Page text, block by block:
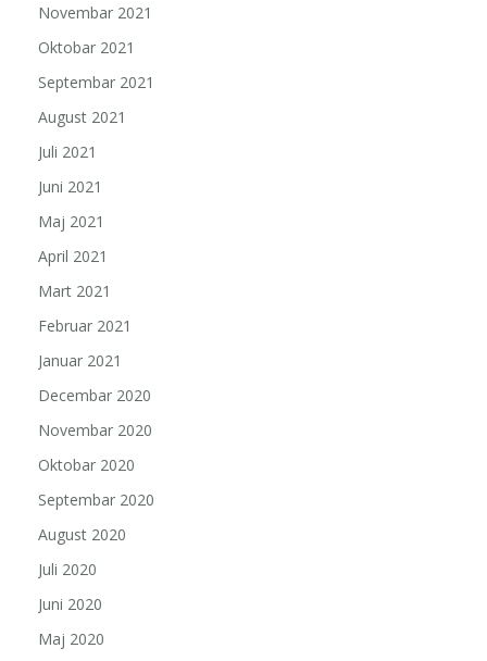
Novembar 2021
Oktobar 2021
Septembar 2021
August 2021
Juli 2021
Juni 2021
Maj 2021
April 2021
Mart 2021
Februar 2021
Januar 2021
Decembar 2020
Novembar 2020
Oktobar 2020
Septembar 2020
August 2020
Juli 2020
Juni 2020
Maj 2020